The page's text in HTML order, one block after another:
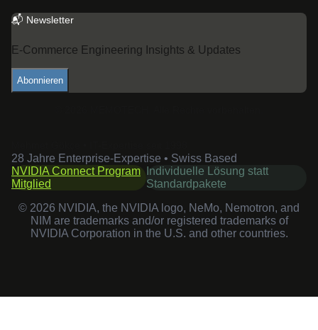
📬 Newsletter
E-Commerce Engineering Insights & Updates
Abonnieren
28 Jahre Enterprise-Expertise • Swiss Based
NVIDIA Connect Program
Mitglied
Individuelle Lösung statt
Standardpakete
© 2026 NVIDIA, the NVIDIA logo, NeMo, Nemotron, and
NIM are trademarks and/or registered trademarks of
NVIDIA Corporation in the U.S. and other countries.